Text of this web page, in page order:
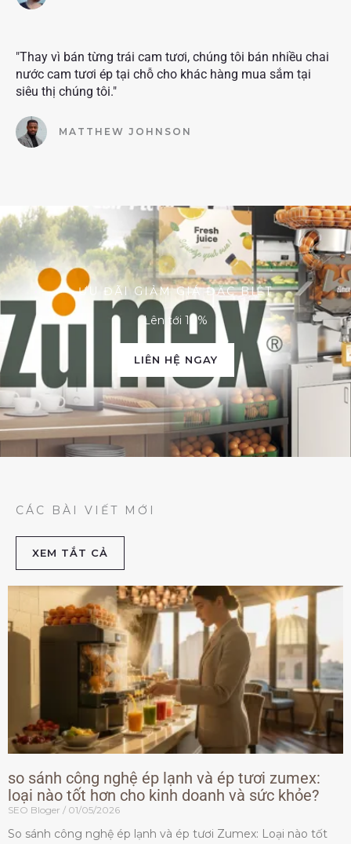
"Thay vì bán từng trái cam tươi, chúng tôi bán nhiều chai
nước cam tươi ép tại chỗ cho khác hàng mua sắm tại
siêu thị chúng tôi."
MATTHEW JOHNSON
ƯU ĐÃI GIẢM GIÁ ĐẶC BIỆT
Lên tới 10%
LIÊN HỆ NGAY
CÁC BÀI VIẾT MỚI
XEM TẮT CẢ
so sánh công nghệ ép lạnh và ép tươi zumex:
loại nào tốt hơn cho kinh doanh và sức khỏe?
SEO Bloger 01/05/2026
So sánh công nghệ ép lạnh và ép tươi Zumex: Loại nào tốt